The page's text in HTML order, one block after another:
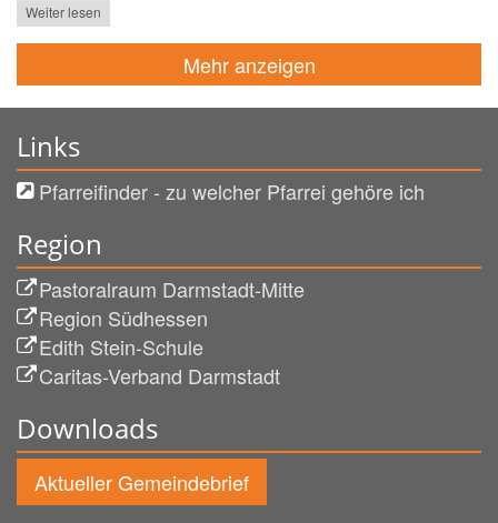
Weiter lesen
Mehr anzeigen
Links
Pfarreifinder - zu welcher Pfarrei gehöre ich
Region
Pastoralraum Darmstadt-Mitte
Region Südhessen
Edith Stein-Schule
Caritas-Verband Darmstadt
Downloads
Aktueller Gemeindebrief